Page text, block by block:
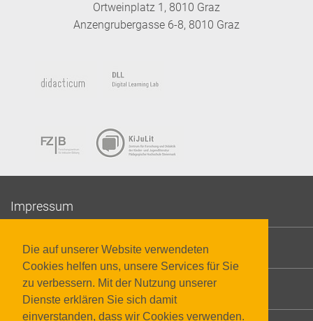
Die auf unserer Website verwendeten
Cookies helfen uns, unsere Services für Sie
zu verbessern. Mit der Nutzung unserer
Dienste erklären Sie sich damit
einverstanden, dass wir Cookies verwenden.
Ortweinplatz 1, 8010 Graz
Anzengrubergasse 6-8, 8010 Graz
Impressum
Datenschutzerklärung
Barrierefreiheit